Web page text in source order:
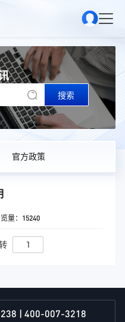
搜索
官方政策
量：15240
| 400-007-3218